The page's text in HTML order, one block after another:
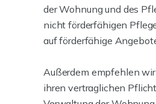
der Wohnung und des
nicht förderfähigen
auf förderfähige
Außerdem empfehlen wir
ihren vertraglichen